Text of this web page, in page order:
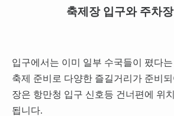
축제장 입구와 주차
입구에서는 이미 일부 수국들이 폈다
축제 준비로 다양한 즐길거리가 준비
장은 항만청 입구 신호등 건너편에 위
됩니다.